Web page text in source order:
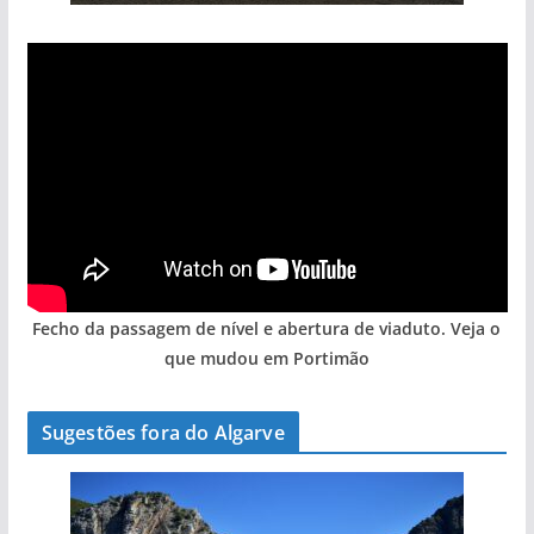
Fecho da passagem de nível e abertura de viaduto. Veja o
que mudou em Portimão
Sugestões fora do Algarve